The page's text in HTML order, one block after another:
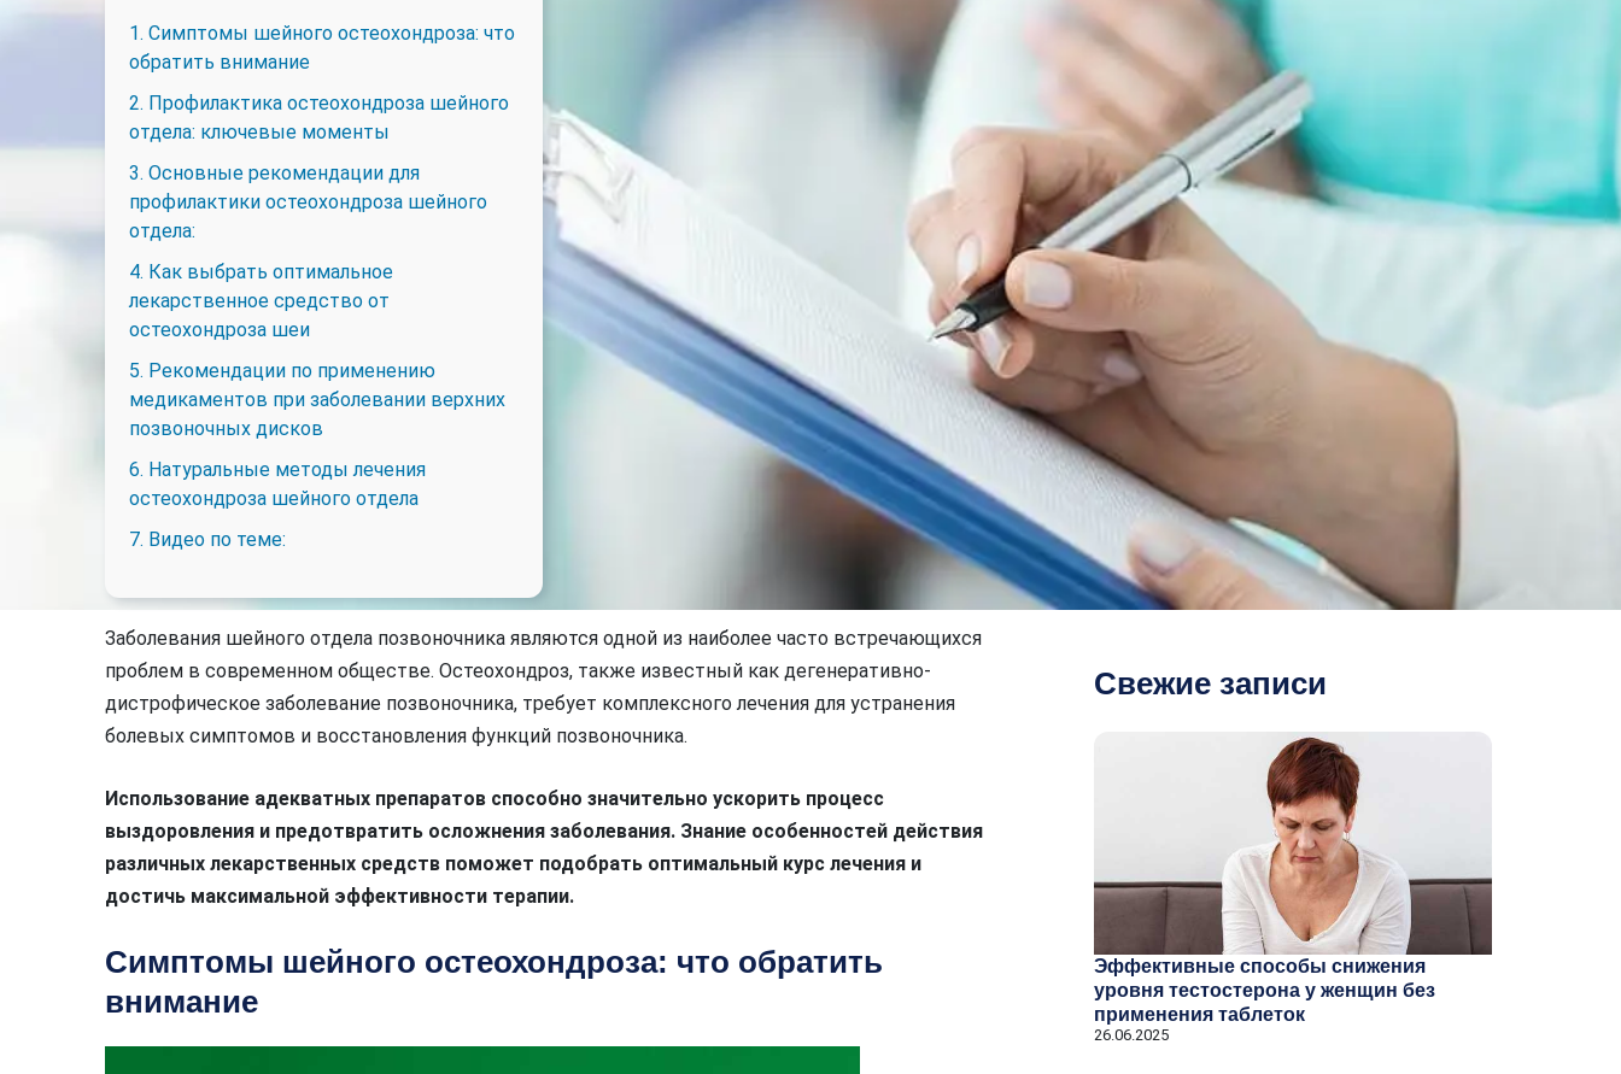
1. Симптомы шейного остеохондроза: что
обратить внимание
2. Профилактика остеохондроза шейного
отдела: ключевые моменты
3. Основные рекомендации для
профилактики остеохондроза шейного
отдела:
4. Как выбрать оптимальное
лекарственное средство от
остеохондроза шеи
5. Рекомендации по применению
медикаментов при заболевании верхних
позвоночных дисков
6. Натуральные методы лечения
остеохондроза шейного отдела
7. Видео по теме:
Заболевания шейного отдела позвоночника являются одной из наиболее часто встречающихся
проблем в современном обществе. Остеохондроз, также известный как дегенеративно-
дистрофическое заболевание позвоночника, требует комплексного лечения для устранения
болевых симптомов и восстановления функций позвоночника.
Использование адекватных препаратов способно значительно ускорить процесс
выздоровления и предотвратить осложнения заболевания. Знание особенностей действия
различных лекарственных средств поможет подобрать оптимальный курс лечения и
достичь максимальной эффективности терапии.
Симптомы шейного остеохондроза: что обратить
внимание
Свежие записи
Эффективные способы снижения
уровня тестостерона у женщин без
применения таблеток
26.06.2025